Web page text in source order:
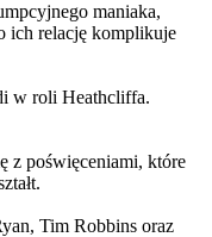
maniaka,
ich relację komplikuje
w roli Heathcliffa.
z poświęceniami, które
Tim Robbins oraz